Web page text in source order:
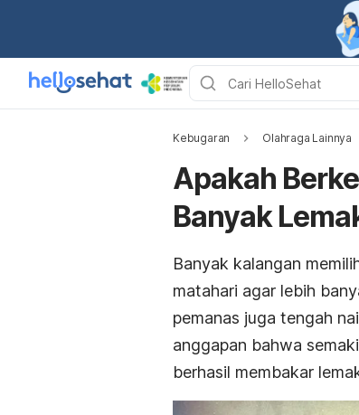
Kebugaran Olahraga Lainnya
Apakah
Banyak
Banyak kalangan
matahari agar lebih
pemanas juga tengah
anggapan bahwa
berhasil membakar